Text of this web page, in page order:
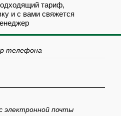
тариф,
и с вами свяжется
электронной почты
телефона